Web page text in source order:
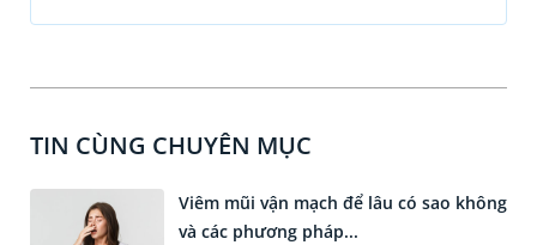
TIN CÙNG CHUYÊN MỤC
Viêm mũi vận mạch để lâu có sao không
và các phương pháp...